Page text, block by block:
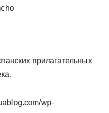
прилагательных
wp-